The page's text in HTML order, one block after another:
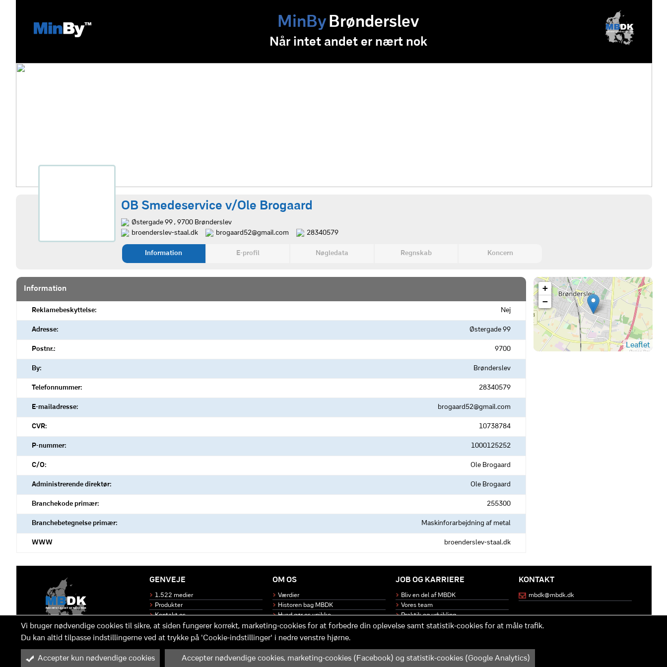
MinByBrønderslev
Når intet andet er nært nok
OB Smedeservice v/Ole Brogaard
Østergade 99 , 9700 Brønderslev
broenderslev-staal.dk
brogaard52@gmail.com 28340579
Information E-profil Nøgledata Regnskab Koncern
Information
Reklamebeskyttelse: Nej
Adresse: Østergade 99
Postnr.: 9700
By: Brønderslev
Telefonnummer: 28340579
E-mailadresse: brogaard52@gmail.com
CVR: 10738784
P-nummer: 1000125252
C/O: Ole Brogaard
Administrerende direktør: Ole Brogaard
Branchekode primær: 255300
Branchebetegnelse primær: Maskinforarbejdning af metal
WWW broenderslev-staal.dk
+
−
Leaflet
GENVEJE
1.522 medier
Produkter
Kontakt os
OM OS
Værdier
Historen bag MBDK
Hvad gør os unikke
JOB OG KARRIERE
Bliv en del af MBDK
Vores team
Praktik og udvikling
KONTAKT
mbdk@mbdk.dk
M inBy™ er driftet af MBDK ApS – under MBDK Holding ApS. Tilmeldt pressenævnet siden 25. maj 2011. Copyright © 2025 - MBDK ApS
Cookie-indstillinger
Vi bruger nødvendige cookies til sikre, at siden fungerer korrekt, marketing-cookies for at forbedre din oplevelse samt statistik-cookies for at måle trafik.
Du kan altid tilpasse indstillingerne ved at trykke på 'Cookie-indstillinger' i nedre venstre hjørne.
Accepter kun nødvendige cookies Accepter nødvendige cookies, marketing-cookies (Facebook) og statistik-cookies (Google Analytics)